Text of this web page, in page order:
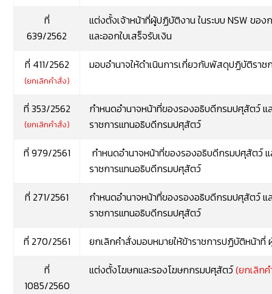
ที่
639/2562
แต่งตั้งเจ้าหน้าที่ผู้ปฏิบัติงาน ในระบบ NSW ขอ
และออกใบเสร็จรับเงิน
ที่ 411/2562
(ยกเลิกคำสั่ง)
มอบอำนาจให้ดำเนินการเกี่ยวกับพัสดุปฏิบัติรา
ที่ 353/2562
(ยกเลิกคำสั่ง)
กำหนดอำนาจหน้าที่ของรองอธิบดีกรมปศุสัตว์ แ
ราชการแทนอธิบดีกรมปศุสัตว์
ที่ 979/2561
กำหนดอำนาจหน้าที่ของรองอธิบดีกรมปศุสัตว์
ราชการแทนอธิบดีกรมปศุสัตว์
ที่ 271/2561
กำหนดอำนาจหน้าที่ของรองอธิบดีกรมปศุสัตว์ แ
ราชการแทนอธิบดีกรมปศุสัตว์
ที่ 270/2561
ยกเลิกคำสั่งมอบหมายให้ข้าราชการปฏิบัติหน้า
ที่
1085/2560
แต่งตั้งโฆษกและรองโฆษกกรมปศุสัตว์(ยกเลิก